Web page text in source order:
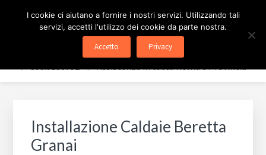
pagina
ASSISTENZA CALDAIE
BERETTA ROMA
✅ 393.9138792 - ✅ Assistenza in tutta Roma e Provincia
Installazione Caldaie Beretta
Granai
I cookie ci aiutano a fornire i nostri servizi. Utilizzando tali
servizi, accetti l'utilizzo dei cookie da parte nostra.
Accetto Privacy